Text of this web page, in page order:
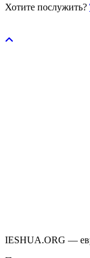
Хотите послужить?
IESHUA.ORG —